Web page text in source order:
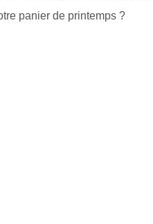
panier de printemps ?